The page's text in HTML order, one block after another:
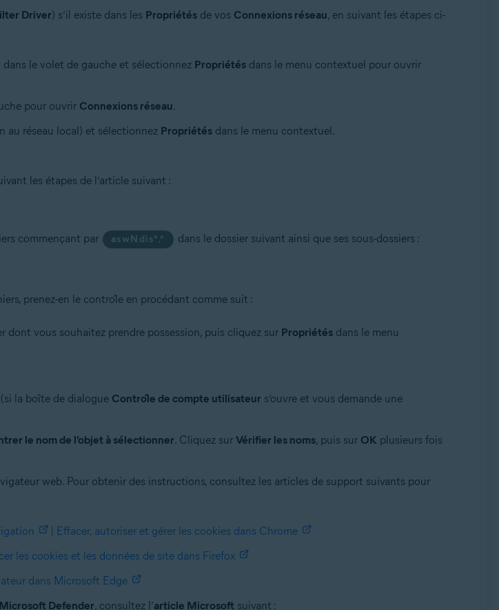
Driver) s’il existe dans les Propriétésde vos Connexions réseau, en suivant les étapes ci-
dans le volet de gauche et sélectionnez Propriétésdans le menu contextuel pour ouvrir
pour ouvrir Connexions réseau.
au réseau local) et sélectionnez Propriétésdans le menu contextuel.
les étapes de l’article suivant :
commençant par
aswNdis*.* dans le dossier suivant ainsi que ses sous-dossiers :
prenez-en le contrôle en procédant comme suit :
vous souhaitez prendre possession, puis cliquez sur Propriétésdans le menu
(si la boîte de dialogue Contrôle de compte utilisateur s’ouvre et vous demande une
le nom de l’objet à sélectionner. Cliquez sur Vérifier les noms, puis sur OK plusieurs fois
web. Pour obtenir des instructions, consultez les articles de support suivants pour
Effacer, autoriser et gérer les cookies dans Chrome
les cookies et les données de site dans Firefox
dans Microsoft Edge
Defender, consultez l’article Microsoft suivant :